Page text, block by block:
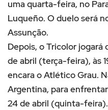
uma quarta-feira, no
Luqueño. O duelo será
Assunção.
Depois, o Tricolor jogará
de abril (terça-feira), às
encara o Atlético Grau.
Argentina, para
24 de abril (quinta-feira).